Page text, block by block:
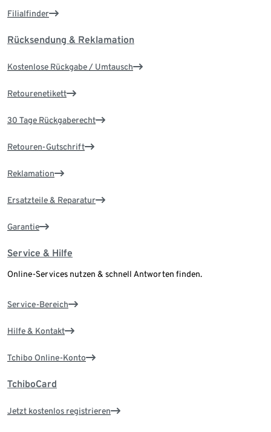
Filialfinder
Rücksendung & Reklamation
Kostenlose Rückgabe / Umtausch
Retourenetikett
30 Tage Rückgaberecht
Retouren-Gutschrift
Reklamation
Ersatzteile & Reparatur
Garantie
Service & Hilfe
Online-Services nutzen & schnell Antworten finden.
Service-Bereich
Hilfe & Kontakt
Tchibo Online-Konto
TchiboCard
Jetzt kostenlos registrieren